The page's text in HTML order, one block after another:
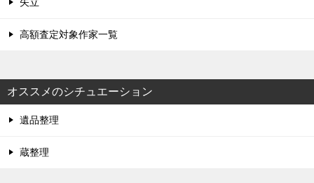
矢立
高額査定対象作家一覧
オススメのシチュエーション
遺品整理
蔵整理